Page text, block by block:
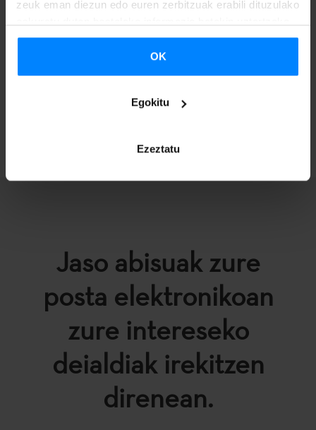
zeuk eman diezun edo euren zerbitzuak erabili dituzulako
OK
Egokitu
Ezeztatu
Jaso abisuak zure
posta elektronikoan
zure intereseko
deialdiak irekitzen
direnean.